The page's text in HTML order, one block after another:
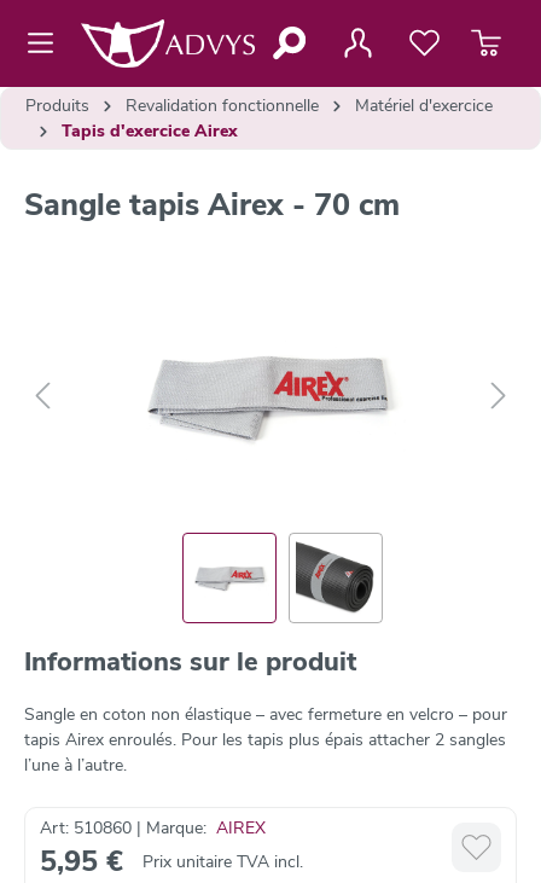
principal
Produits Revalidation fonctionnelle
Matériel d'exercice
Tapis d'exercice Airex
Sangle tapis Airex - 70 cm
Informations sur le produit
Sangle en coton non élastique – avec fermeture en velcro – pour
tapis Airex enroulés. Pour les tapis plus épais attacher 2 sangles
l’une à l’autre.
Art: 510860 | Marque: AIREX
5,95 € Prix unitaire TVA incl.